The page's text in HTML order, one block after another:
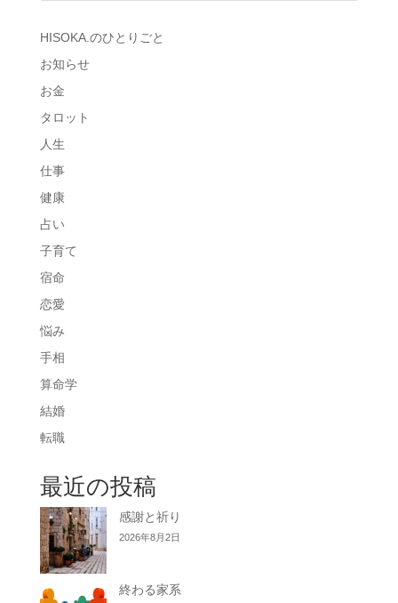
HISOKA.のひとりごと
お知らせ
お金
タロット
人生
仕事
健康
占い
子育て
宿命
恋愛
悩み
手相
算命学
結婚
転職
最近の投稿
感謝と祈り
2026年8月2日
終わる家系